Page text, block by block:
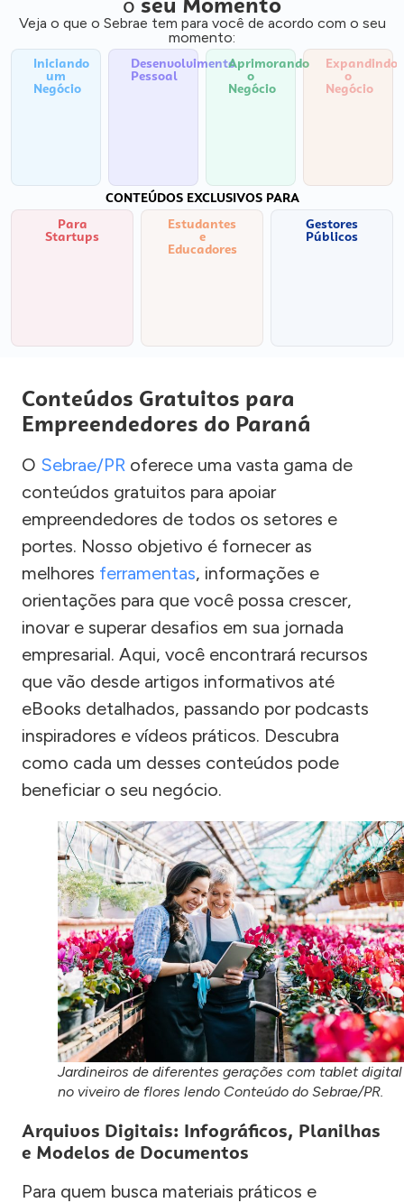
Veja o que o Sebrae tem para você de acordo com o seu
momento:
Iniciando
um
Negócio
Desenvolvimento
Pessoal
Aprimorando
o
Negócio
Expandindo
o
Negócio
CONTEÚDOS EXCLUSIVOS PARA
Para
Startups
Estudantes
e
Educadores
Gestores
Públicos
Conteúdos Gratuitos para
Empreendedores do Paraná
O Sebrae/PR oferece uma vasta gama de
conteúdos gratuitos para apoiar
empreendedores de todos os setores e
portes. Nosso objetivo é fornecer as
melhores ferramentas, informações e
orientações para que você possa crescer,
inovar e superar desafios em sua jornada
empresarial. Aqui, você encontrará recursos
que vão desde artigos informativos até
eBooks detalhados, passando por podcasts
inspiradores e vídeos práticos. Descubra
como cada um desses conteúdos pode
beneficiar o seu negócio.
Jardineiros de diferentes gerações com tablet digital
no viveiro de flores lendo Conteúdo do Sebrae/PR.
Arquivos Digitais: Infográficos, Planilhas
e Modelos de Documentos
Para quem busca materiais práticos e